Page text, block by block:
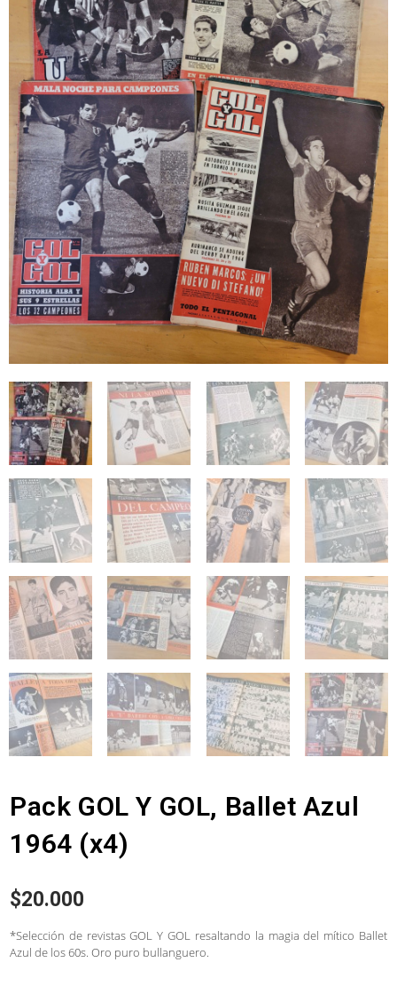
Pack GOL Y GOL, Ballet Azul
1964 (x4)
$20.000
*Selección de revistas GOL Y GOL resaltando la magia del mítico Ballet
Azul de los 60s. Oro puro bullanguero.